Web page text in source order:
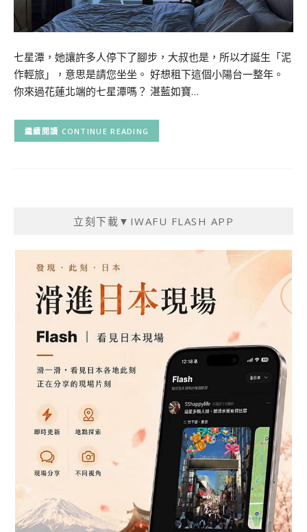
七星潭，她讓許多人停下了腳步，大叔也是，所以才誕生「泥
作輕旅」，意思是請您坐坐。 好想租下這個小陽台一整年。
你來過花蓮北端的七星潭嗎？ 湛藍如寶…
CONTINUE READING
立刻下載▼IWAFU FLASH APP